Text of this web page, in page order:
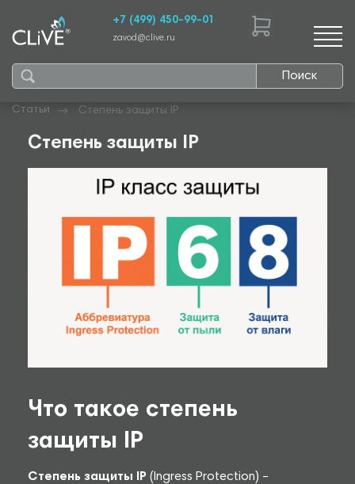
Поиск
+7 (499) 450-99-01
zavod@clive.ru
Статьи Степень защиты IP
Степень защиты IP
Что такое степень
защиты IP
Степень защиты IP (Ingress Protection) –